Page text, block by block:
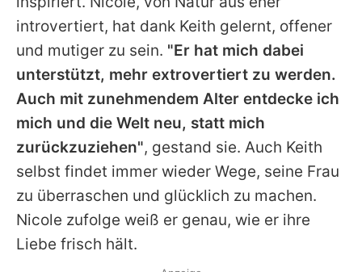
introvertiert, hat dank Keith gelernt, offener
und mutiger zu sein. "Er hat mich dabei
unterstützt, mehr extrovertiert zu werden.
Auch mit zunehmendem Alter entdecke ich
mich und die Welt neu, statt mich
zurückzuziehen", gestand sie. Auch Keith
selbst findet immer wieder Wege, seine Frau
zu überraschen und glücklich zu machen.
Nicole zufolge weiß er genau, wie er ihre
Liebe frisch hält.